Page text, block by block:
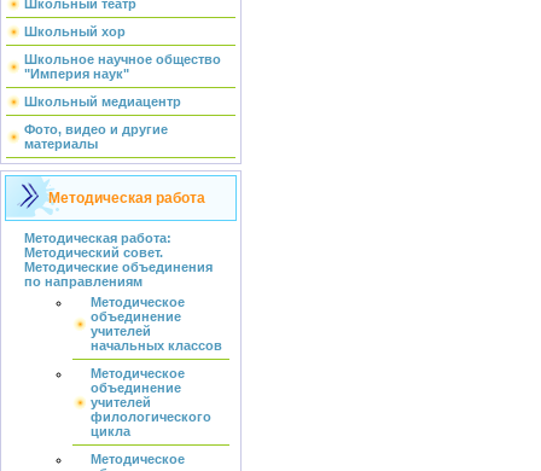
Школьный театр
Школьный хор
Школьное научное общество
"Империя наук"
Школьный медиацентр
Фото, видео и другие
материалы
Методическая работа
Методическая работа:
Методический совет.
Методические объединения
по направлениям
Методическое
объединение
учителей
начальных классов
Методическое
объединение
учителей
филологического
цикла
Методическое